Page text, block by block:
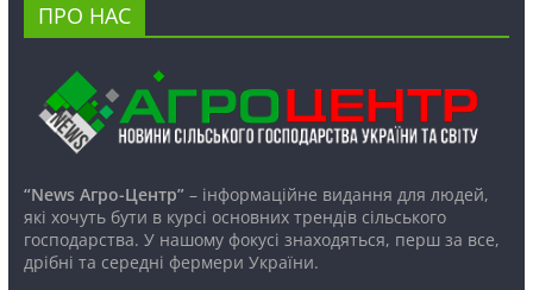
ПРО НАС
“News Агро-Центр”– інформаційне видання для людей,
які хочуть бути в курсі основних трендів сільського
господарства. У нашому фокусі знаходяться, перш за все,
дрібні та середні фермери України.